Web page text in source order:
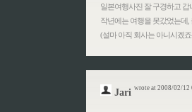
일본여행사진 잘 구경하고 갑
작년에는 여행을 못갔었는데,
(설마 아직 회사는 아니시겠
Jari wrote at 2008/02/12